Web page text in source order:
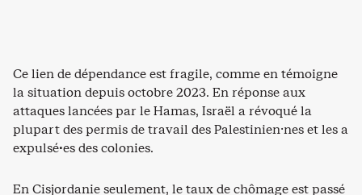
Ce lien de dépendance est fragile, comme en témoigne
la situation depuis octobre 2023. En réponse aux
attaques lancées par le Hamas, Israël a révoqué la
plupart des permis de travail des Palestinien⸱nes et les a
expulsé·es des colonies.
En Cisjordanie seulement, le taux de chômage est passé